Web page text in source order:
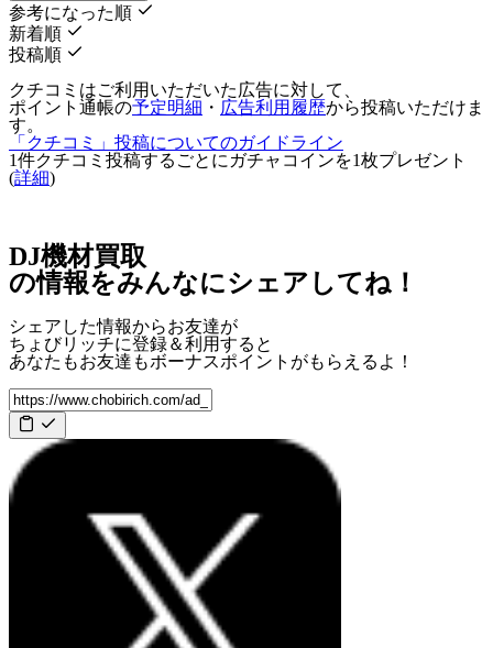
参考になった順
新着順
投稿順
クチコミはご利用いただいた広告に対して、
ポイント通帳の予定明細 ・ 広告利用履歴から投稿いただけま
す。
「クチコミ」投稿についてのガイドライン
1件クチコミ投稿するごとに ガチャコインを1枚プレゼント
(詳細)
DJ機材買取
の情報をみんなにシェアしてね！
シェアした情報からお友達が
ちょびリッチに登録＆利用すると
あなたもお友達もボーナスポイント がもらえるよ！